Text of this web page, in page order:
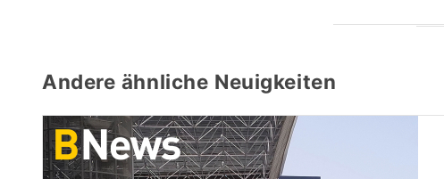
Andere ähnliche Neuigkeiten